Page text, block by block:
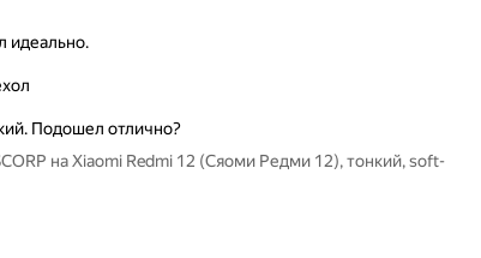
идеально.
Подошел отлично?
на Xiaomi Redmi 12 (Сяоми Редми 12), тонкий, soft-